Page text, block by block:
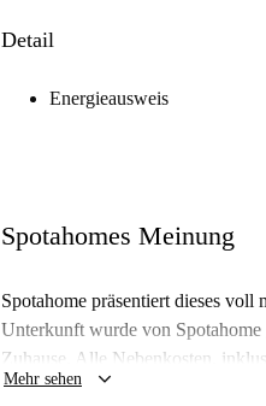
Detail
Energieausweis
Spotahomes Meinung
Spotahome präsentiert dieses
Unterkunft wurde von Spotahome
Zuhause. Alle Nebenkosten,
Mehr sehen keyboard_arrow_down